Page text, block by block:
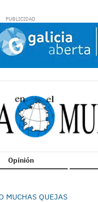
Opinión
MUCHAS QUEJAS